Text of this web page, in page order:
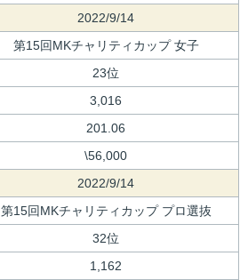
2022/9/14
第15回MKチャリティカップ 女子
23位
3,016
201.06
\56,000
2022/9/14
第15回MKチャリティカップ プロ選抜
32位
1,162